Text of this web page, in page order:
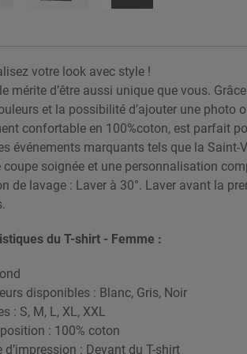
votre look avec style !
mérite d’être aussi unique que vous.
et la possibilité d’ajouter une photo
confortable en 100%coton, est parfait
événements marquants tels que la Saint-
coupe soignée et une personnalisation
de lavage : Laver à 30°. Laver avant la
du T-shirt - Femme :
disponibles : Blanc, Gris, Noir
: S, M, L, XL, XXL
: 100% coton
d’impression : Devant du T-shirt